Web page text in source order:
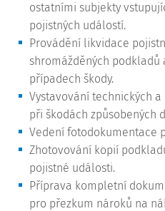
ostatními subjekty
pojistných událostí.
Provádění likvidace
shromážděných
případech škody.
Vystavování technických
při škodách způsobených
Vedení fotodokumentace
Zhotovování kopií
pojistné události.
Příprava kompletní
pro přezkum nároků na